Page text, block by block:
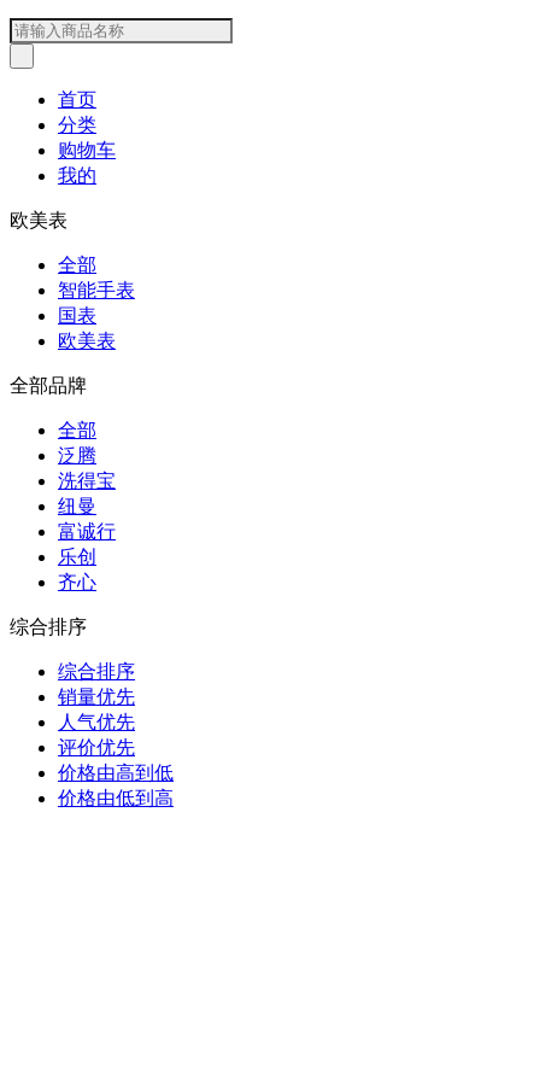
首页
分类
购物车
我的
欧美表
全部
智能手表
国表
欧美表
全部品牌
全部
泛腾
洗得宝
纽曼
富诚行
乐创
齐心
综合排序
综合排序
销量优先
人气优先
评价优先
价格由高到低
价格由低到高